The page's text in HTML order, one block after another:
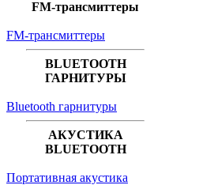
FM-трансмиттеры
FM-трансмиттеры
BLUETOOTH
ГАРНИТУРЫ
Bluetooth гарнитуры
АКУСТИКА
BLUETOOTH
Портативная акустика